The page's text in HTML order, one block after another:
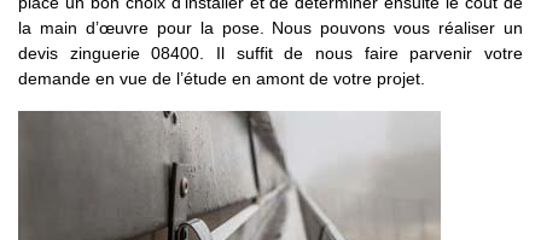
la main d’œuvre pour la pose. Nous pouvons vous réaliser un
devis zinguerie 08400. Il suffit de nous faire parvenir votre
demande en vue de l’étude en amont de votre projet.